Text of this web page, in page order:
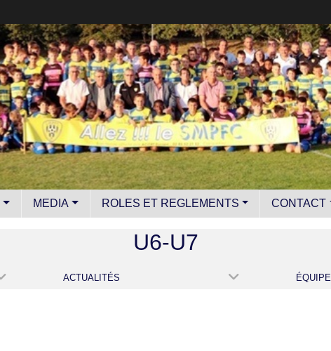
MEDIA ROLES ET REGLEMENTS CONTACT
U6-U7
ACTUALITÉS ÉQUIPE